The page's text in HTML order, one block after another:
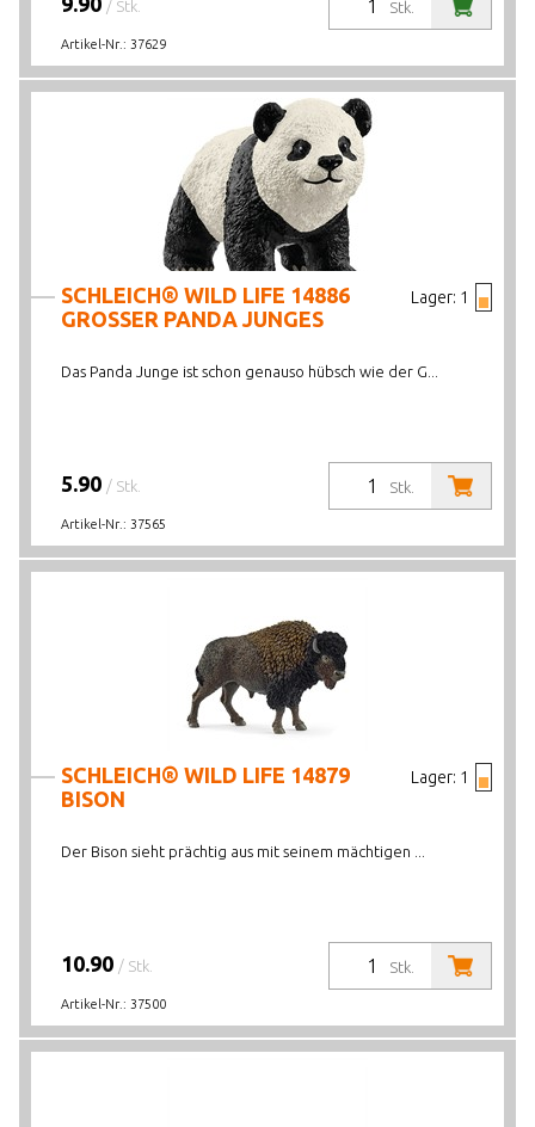
Stk.
/ Stk.
Artikel-Nr.: 37629
Lager: 1
SCHLEICH® WILD LIFE 14886
GROSSER PANDA JUNGES
Das Panda Junge ist schon genauso hübsch wie der G...
Stk.
5.90 / Stk.
Artikel-Nr.: 37565
Lager: 1
SCHLEICH® WILD LIFE 14879
BISON
Der Bison sieht prächtig aus mit seinem mächtigen ...
Stk.
10.90 / Stk.
Artikel-Nr.: 37500